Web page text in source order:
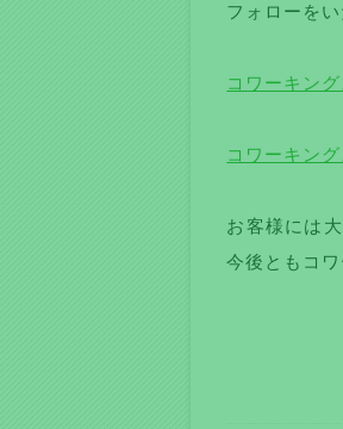
フォローを
コワーキン
コワーキン
お客様には
今後ともコ